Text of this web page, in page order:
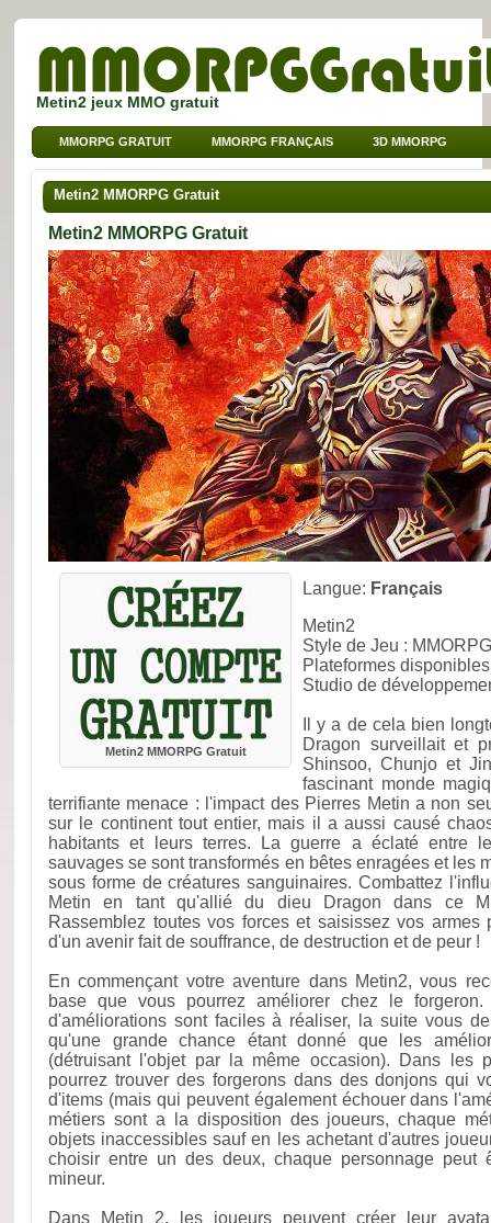
Metin2 jeux MMO gratuit
MMORPG GRATUIT MMORPG FRANÇAIS 3D MMORPG
JEUX SUR NAVIGATEUR MMO POUR ENFANTS
MMO DE SPORT
Metin2 MMORPG Gratuit
Metin2 MMORPG Gratuit
Metin2 MMORPG Gratuit
Langue: Français
Metin2
Style de Jeu :
Plateformes
Studio de
Il y a de cela bien
Dragon surveillait et
Shinsoo, Chunjo et
fascinant monde
terrifiante menace : l'impact des Pierres Metin a non
sur le continent tout entier, mais il a aussi causé
habitants et leurs terres. La guerre a éclaté entre
sauvages se sont transformés en bêtes enragées et les
sous forme de créatures sanguinaires. Combattez
Metin en tant qu'allié du dieu Dragon dans ce
Rassemblez toutes vos forces et saisissez vos armes
d'un avenir fait de souffrance, de destruction et de peur !
En commençant votre aventure dans Metin2, vous
base que vous pourrez améliorer chez le
d'améliorations sont faciles à réaliser, la suite vous
qu'une grande chance étant donné que les
(détruisant l'objet par la même occasion). Dans les
pourrez trouver des forgerons dans des donjons qui
d'items (mais qui peuvent également échouer dans
métiers sont a la disposition des joueurs, chaque
objets inaccessibles sauf en les achetant d'autres
choisir entre un des deux, chaque personnage
mineur.
Dans Metin 2, les joueurs peuvent créer leur